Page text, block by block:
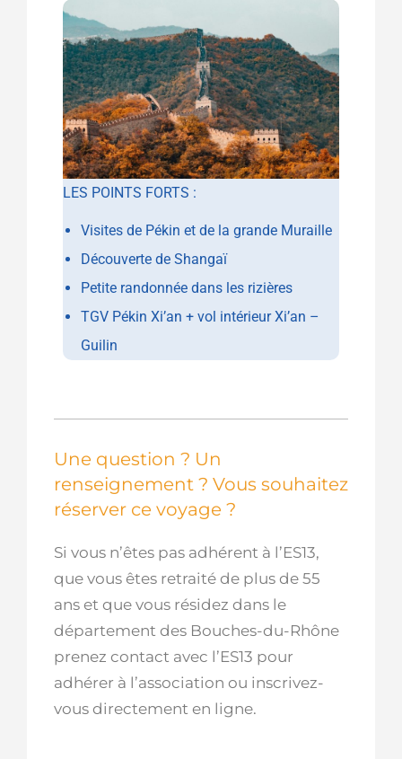
LES POINTS FORTS :
Visites de Pékin et de la grande Muraille
Découverte de Shangaï
Petite randonnée dans les rizières
TGV Pékin Xi’an + vol intérieur Xi’an –
Guilin
Une question ? Un
renseignement ? Vous souhaitez
réserver ce voyage ?
Si vous n’êtes pas adhérent à l’ES13,
que vous êtes retraité de plus de 55
ans et que vous résidez dans le
département des Bouches-du-Rhône
prenez contact avec l’ES13 pour
adhérer à l’association ou inscrivez-
vous directement en ligne.